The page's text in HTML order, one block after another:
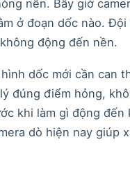
nền. Bây giờ
ở đoạn dốc nào.
động đến nền.
dốc mới cần can
đúng điểm hỏng,
khi làm gì động đến
dò hiện nay giúp